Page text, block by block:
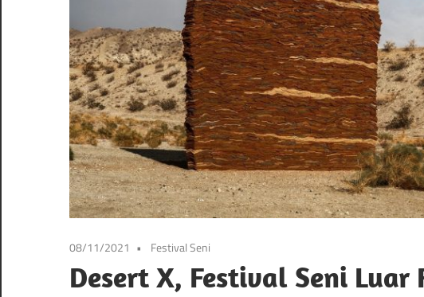
lainnya
08/11/2021 Festival Seni
Desert X, Festival Seni Luar